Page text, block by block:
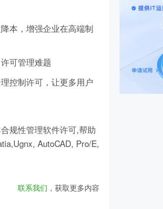
本，增强企业在高端制
可管理难题
控制许可，让更多用户
规性管理软件许可,帮助
AutoCAD, Pro/E,
联系我们 ，获取更多内容